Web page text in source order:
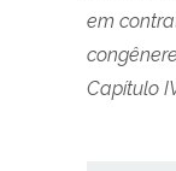
em
Capítulo